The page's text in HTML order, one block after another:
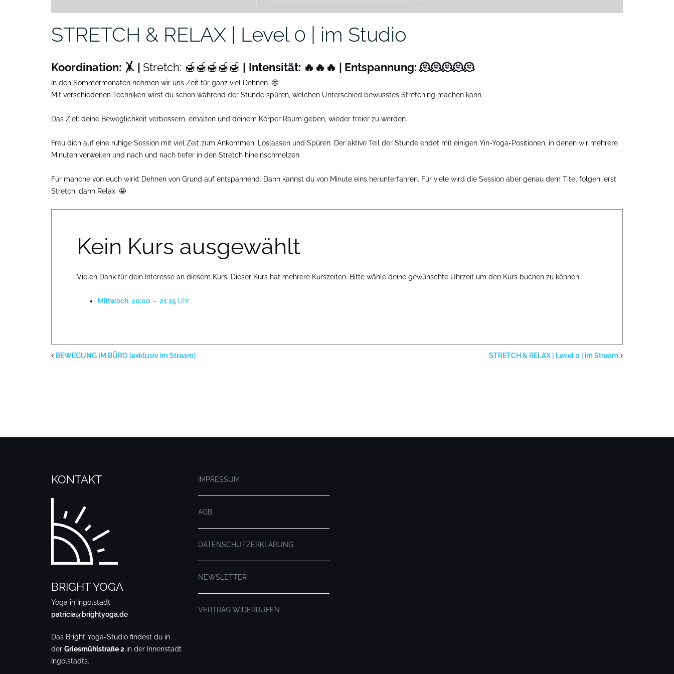
STRETCH & RELAX | Level 0 | im Studio
Koordination: 🤸 | Stretch: 🍯🍯🍯🍯🍯 | Intensität: 🔥🔥🔥 | Entspannung: 🫠🫠🫠🫠🫠
In den Sommermonaten nehmen wir uns Zeit für ganz viel Dehnen. 🤩
Mit verschiedenen Techniken wirst du schon während der Stunde spüren, welchen Unterschied bewusstes Stretching machen kann.
Das Ziel: deine Beweglichkeit verbessern, erhalten und deinem Körper Raum geben, wieder freier zu werden.
Freu dich auf eine ruhige Session mit viel Zeit zum Ankommen, Loslassen und Spüren. Der aktive Teil der Stunde endet mit einigen Yin-Yoga-Positionen, in denen wir mehrere
Minuten verweilen und nach und nach tiefer in den Stretch hineinschmelzen.
Für manche von euch wirkt Dehnen von Grund auf entspannend. Dann kannst du von Minute eins herunterfahren. Für viele wird die Session aber genau dem Titel folgen: erst
Stretch, dann Relax. 🤩
Kein Kurs ausgewählt
Vielen Dank für dein Interesse an diesem Kurs. Dieser Kurs hat mehrere Kurszeiten. Bitte wähle deine gewünschte Uhrzeit um den Kurs buchen zu können:
Mittwoch, 20:00 – 21:15 Uhr
BEWEGUNG IM BÜRO (exklusiv im Stream) STRETCH & RELAX | Level 0 | im Stream
KONTAKT
BRIGHT YOGA
Yoga in Ingolstadt
patricia@brightyoga.de
Das Bright Yoga-Studio findest du in
der Griesmühlstraße 2 in der Innenstadt
Ingolstadts.
IMPRESSUM
AGB
DATENSCHUTZERKLÄRUNG
NEWSLETTER
VERTRAG WIDERRUFEN